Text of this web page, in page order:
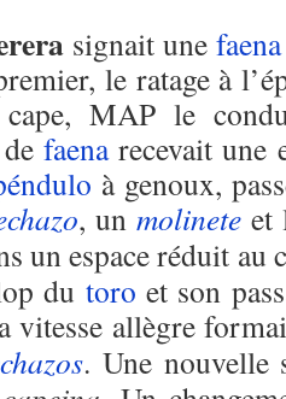
signait une faena
le ratage à
MAP le
faenarecevait une
à genoux,
, un molineteet
un espace réduit au
du toro et son
vitesse allègre
. Une nouvelle